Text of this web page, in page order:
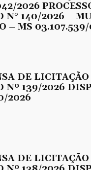
2026
N° 140/2026 –
– MS
DE LICITAÇÃO
139/2026
2026
DE LICITAÇÃO